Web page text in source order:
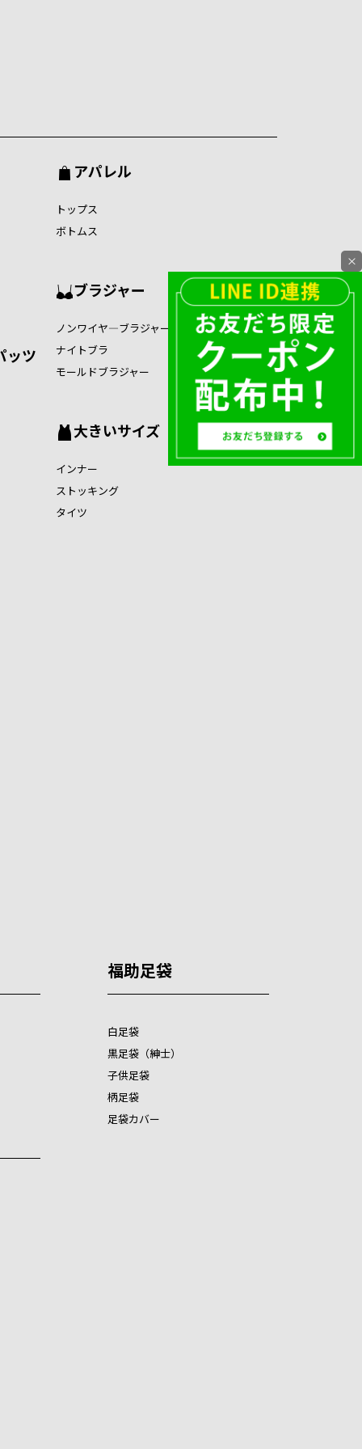
ッツ
アパレル
トップス
ボトムス
ブラジャー
ノンワイヤ―ブラジャー
ナイトブラ
モールドブラジャー
大きいサイズ
インナー
ストッキング
タイツ
福助足袋
白足袋
黒足袋（紳士）
子供足袋
柄足袋
足袋カバー
×